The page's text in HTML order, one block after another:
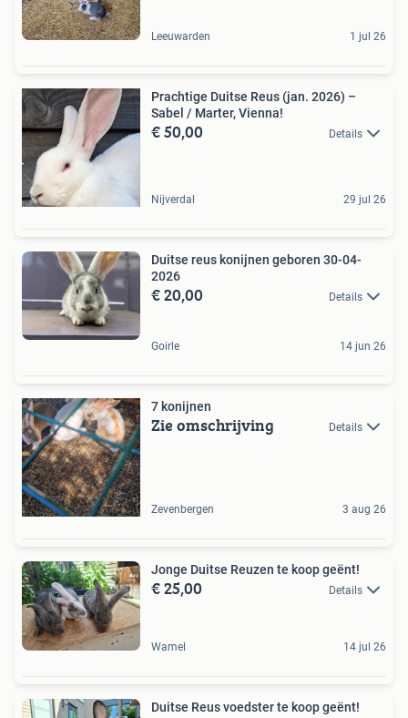
Leeuwarden 1 jul 26
Prachtige Duitse Reus (jan. 2026) –
Sabel / Marter, Vienna!
€ 50,00 Details
Nijverdal 29 jul 26
Duitse reus konijnen geboren 30-04-
2026
€ 20,00 Details
Goirle 14 jun 26
7 konijnen
Zie omschrijving Details
Zevenbergen 3 aug 26
Jonge Duitse Reuzen te koop geënt!
€ 25,00 Details
Wamel 14 jul 26
Duitse Reus voedster te koop geënt!